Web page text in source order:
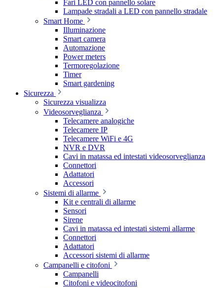
Fari LED con pannello solare
Lampade stradali a LED con pannello stradale
Smart Home
Illuminazione
Smart camera
Automazione
Power meters
Termoregolazione
Timer
Smart gardening
Sicurezza
Sicurezza visualizza
Videosorveglianza
Telecamere analogiche
Telecamere IP
Telecamere WiFi e 4G
NVR e DVR
Cavi in matassa ed intestati videosorveglianza
Connettori
Adattatori
Accessori
Sistemi di allarme
Kit e centrali di allarme
Sensori
Sirene
Cavi in matassa ed intestati sistemi allarme
Connettori
Adattatori
Accessori sistemi di allarme
Campanelli e citofoni
Campanelli
Citofoni e videocitofoni